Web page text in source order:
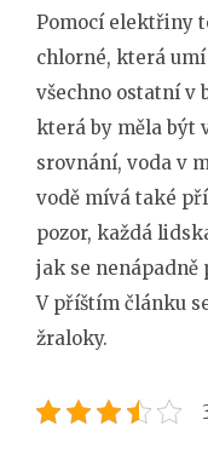
Pomocí elektřiny
chlorné, která
všechno ostatní v
která by měla být
srovnání, voda v
vodě mívá také
pozor, každá
jak se nenápadně
V příštím článku
žraloky.